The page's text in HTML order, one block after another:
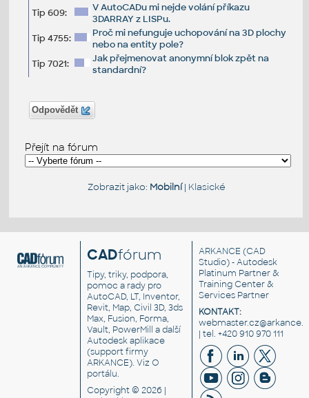
Tip 609:
V AutoCADu mi nejde volání příkazu
3DARRAY z LISPu.
Tip 4755:
Proč mi nefunguje uchopování na 3D plochy
nebo na entity pole?
Tip 7021:
Jak přejmenovat anonymní blok zpět na
standardní?
Odpovědět
Přejít na fórum
Zobrazit jako: Mobilní| Klasické
CADfórum
Tipy, triky, podpora,
pomoc a rady pro
AutoCAD, LT, Inventor,
Revit, Map, Civil 3D, 3ds
Max, Fusion, Forma,
Vault, PowerMill a další
Autodesk aplikace
(support firmy
ARKANCE). VizO
portálu.
Copyright © 2026 |
ARKANCE (CAD
Studio) - Autodesk
Platinum Partner &
Training Center &
Services Partner
KONTAKT:
| tel. +420 910 970 111